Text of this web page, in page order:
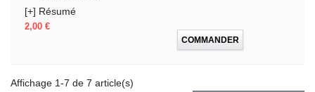
[+] Résumé
Prix
2,00 €
COMMANDER
Affichage 1-7 de 7 article(s)